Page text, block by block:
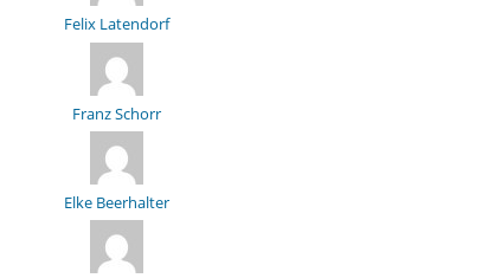
Felix Latendorf
Franz Schorr
Elke Beerhalter